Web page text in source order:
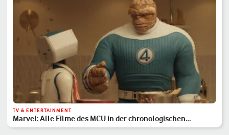
TV & ENTERTAINMENT
Marvel: Alle Filme des MCU in der chronologischen
Reihenfolge